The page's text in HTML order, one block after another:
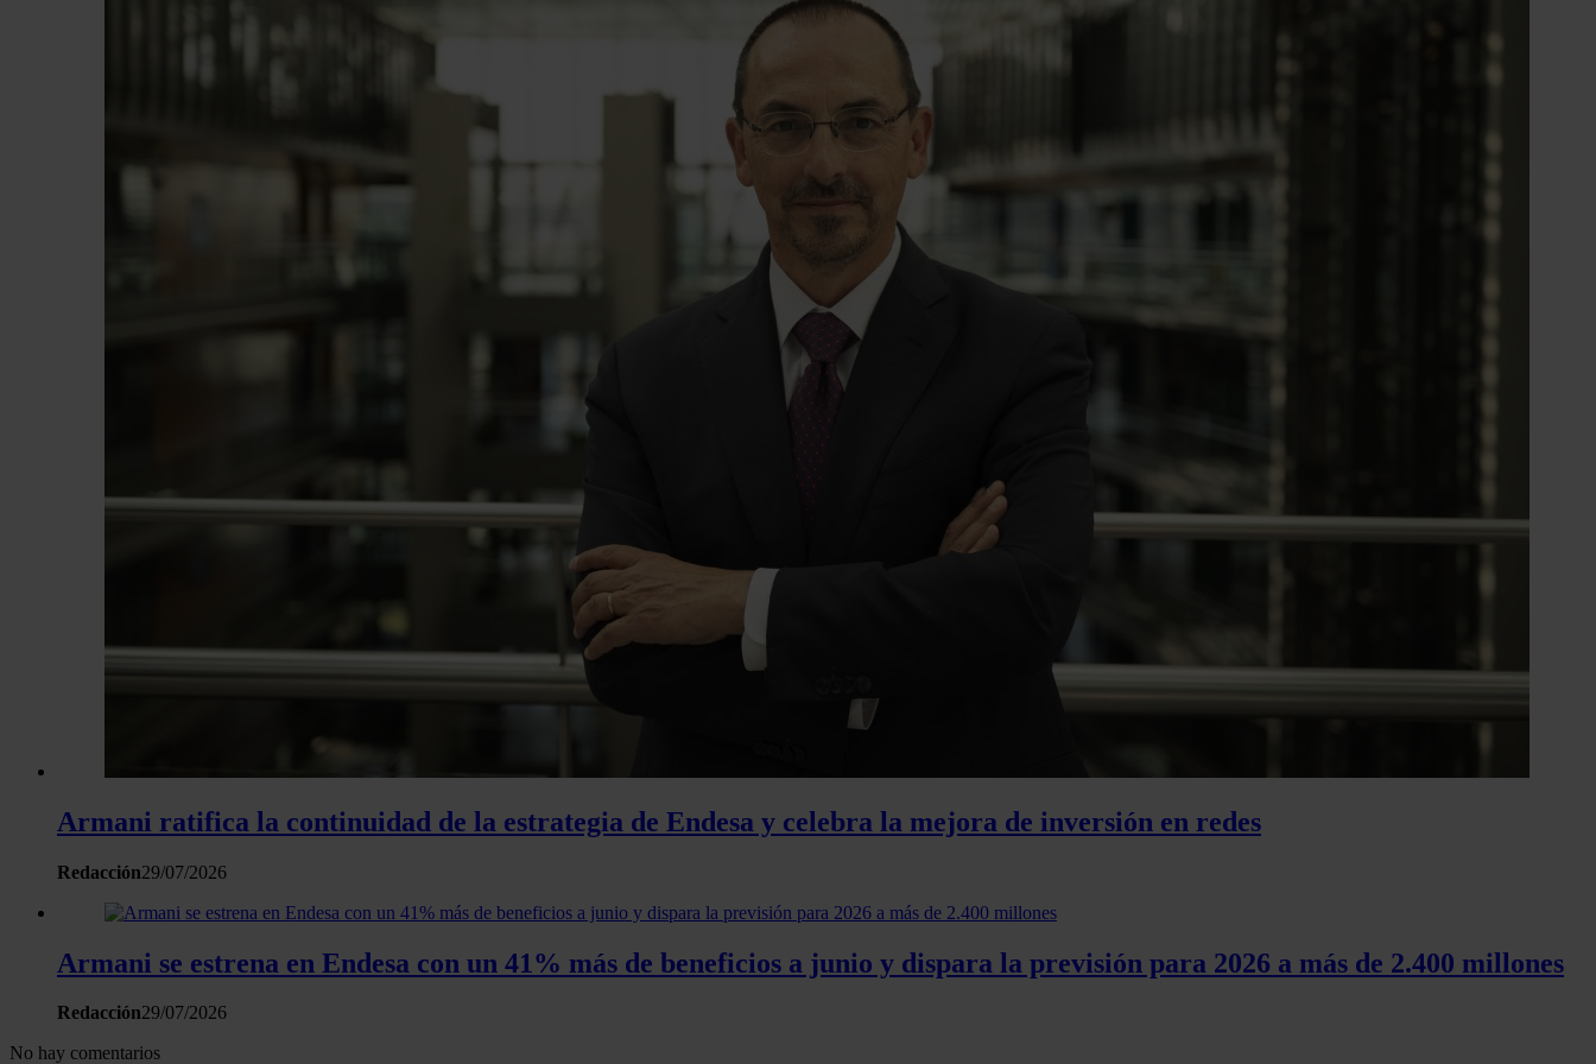
Armani ratifica la continuidad de la estrategia de Endesa y celebra la mejora de inversión en redes
Redacción29/07/2026
Armani se estrena en Endesa con un 41% más de beneficios a junio y dispara la previsión para 2026 a más de 2.400 millones
Redacción29/07/2026
No hay comentarios